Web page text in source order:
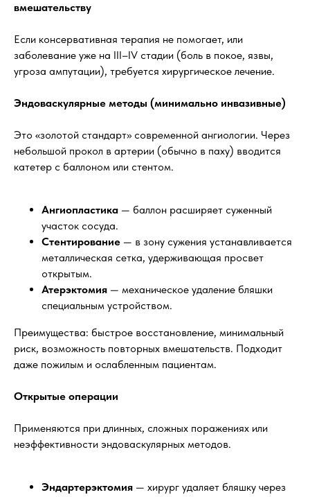
вмешательству
Если консервативная терапия не помогает, или
заболевание уже на III–IV стадии (боль в покое, язвы,
угроза ампутации), требуется хирургическое лечение.
Эндоваскулярные методы (минимально инвазивные)
Это «золотой стандарт» современной ангиологии. Через
небольшой прокол в артерии (обычно в паху) вводится
катетер с баллоном или стентом.
Ангиопластика — баллон расширяет суженный
участок сосуда.
Стентирование — в зону сужения устанавливается
металлическая сетка, удерживающая просвет
открытым.
Атерэктомия — механическое удаление бляшки
специальным устройством.
Преимущества: быстрое восстановление, минимальный
риск, возможность повторных вмешательств. Подходит
даже пожилым и ослабленным пациентам.
Открытые операции
Применяются при длинных, сложных поражениях или
неэффективности эндоваскулярных методов.
Эндартерэктомия — хирург удаляет бляшку через